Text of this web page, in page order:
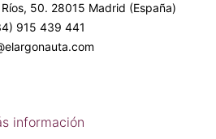
50. 28015 Madrid (España)
915 439 441
información